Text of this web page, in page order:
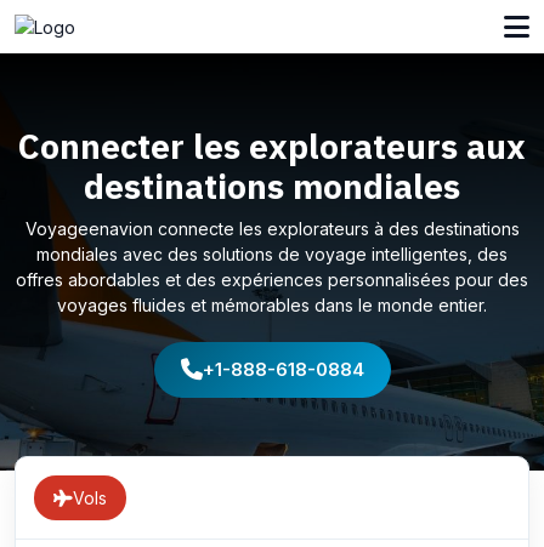
Connecter les explorateurs aux
destinations mondiales
Voyageenavion connecte les explorateurs à des destinations
mondiales avec des solutions de voyage intelligentes, des
offres abordables et des expériences personnalisées pour des
voyages fluides et mémorables dans le monde entier.
+1-888-618-0884
Vols